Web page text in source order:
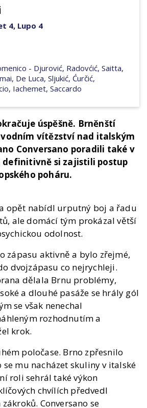
4, Lupo 4
- Djurović, Radovćić, Saitta,
De Luca, Sljukić, Ćurčić,
Iachemet, Saccardo
úspěšně. Brněnští
vítězství nad italským
Conversano poradili také v
definitivně si zajistili postup
poháru.
opět nabídl urputný boj a řadu
ale domácí tým prokázal větší
odolnost.
zápasu aktivně a bylo zřejmé,
dvojzápasu co nejrychleji.
dělala Brnu problémy,
a dlouhé pasáže se hrály gól
se však nenechal
rozhodnutím a
krok.
poločase. Brno zpřesnilo
mu nacházet skuliny v italské
roli sehrál také výkon
chvílích předvedl
Conversano se